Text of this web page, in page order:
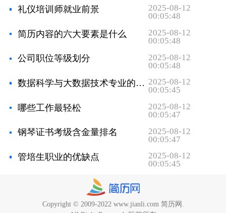
礼仪培训师就业前景
2025-08-12
00:05:48
简历内容的六大要素是什么
2025-08-12
00:05:48
公司职位等级划分
2025-08-12
00:05:48
数据科学与大数据技术专业的就业方向有哪些 2025-08-12
00:05:45
哪些工作最轻松
2025-08-12
00:05:47
钢琴证书考级含金量排名
2025-08-12
00:05:47
管培生职业的优缺点
2025-08-12
00:05:45
Copyright © 2009-2022 www.jianli.com 简历网.